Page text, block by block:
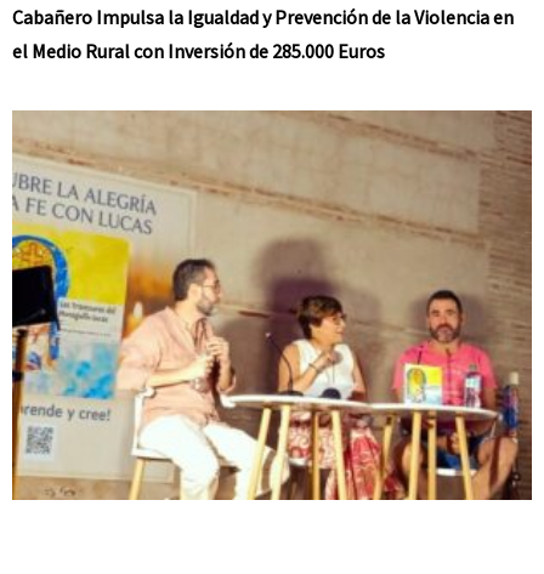
Cabañero Impulsa la Igualdad y Prevención de la Violencia en
el Medio Rural con Inversión de 285.000 Euros